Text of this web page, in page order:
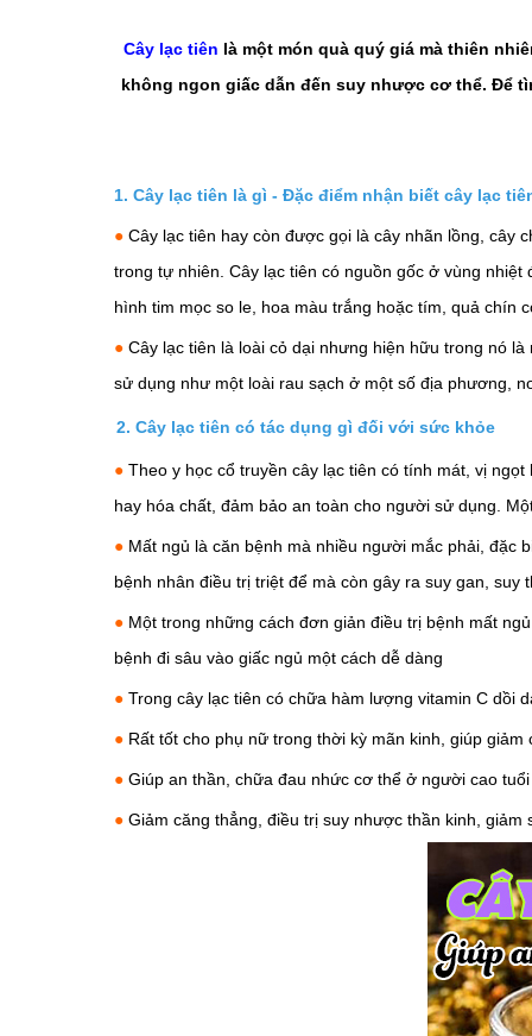
Cây lạc tiên là một món quà quý giá mà thiên
không ngon giấc dẫn đến suy nhược cơ thể. Để
1. Cây lạc tiên là gì - Đặc điểm nhận biết cây lạc
● Cây lạc tiên hay còn được gọi là cây nhãn lồng, cây
trong tự nhiên. Cây lạc tiên có nguồn gốc ở vùng
hình tim mọc so le, hoa màu trắng hoặc tím, quả chín
● Cây lạc tiên là loài cỏ dại nhưng hiện hữu trong nó
sử dụng như một loài rau sạch ở một số địa phương,
2. Cây lạc tiên có tác dụng gì đối với sức khỏe
● Theo y học cổ truyền cây lạc tiên có tính mát, vị
hay hóa chất, đảm bảo an toàn cho người sử dụng.
● Mất ngủ là căn bệnh mà nhiều người mắc phải, đặc
bệnh nhân điều trị triệt để mà còn gây ra suy gan,
● Một trong những cách đơn giản điều trị bệnh mất
bệnh đi sâu vào giấc ngủ một cách dễ dàng
● Trong cây lạc tiên có chữa hàm lượng vitamin C dồi
● Rất tốt cho phụ nữ trong thời kỳ mãn kinh, giúp
● Giúp an thần, chữa đau nhức cơ thể ở người cao tuổi
● Giảm căng thẳng, điều trị suy nhược thần kinh, giảm